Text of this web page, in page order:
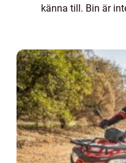
känna till. Bin är
artikel...